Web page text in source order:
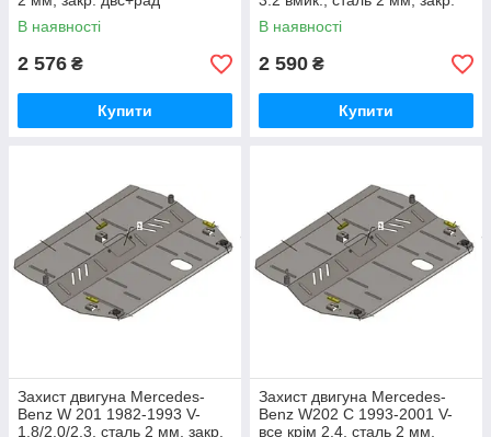
В наявності
2 576 ₴
Купити
двс
В наявності
2 590 ₴
Купити
Захист двигуна Mercedes-
Benz W 201 1982-1993 V-
1.8/2.0/2.3, сталь 2 мм, закр.
Захист двигуна Mercedes-
Benz W202 C 1993-2001 V-
все крім 2.4, сталь 2 мм,